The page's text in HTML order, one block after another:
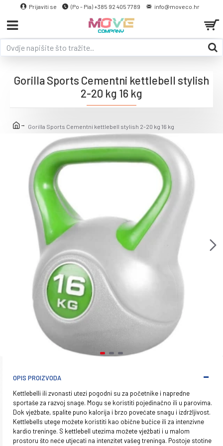
Prijaviti se (Po - Pia) +385 92 405 7789 info@moveco.hr
Gorilla Sports Cementni kettlebell stylish 2-20 kg 16 kg
Gorilla Sports Cementni kettlebell stylish
2-20 kg 16 kg
OPIS PROIZVODA
Kettlebelli ili zvonasti utezi pogodni su za početnike i napredne
sportaše za razvoj snage. Mogu se koristiti pojedinačno ili u parovima.
Dok vježbate, spalite puno kalorija i brzo povećate snagu i izdržljivost.
Kettlebells utege možete koristiti kao obične bučice ili za intenzivne
kardio treninge. S kettlebell utezima možete vježbati i u malom
prostoru što neće utjecati na intenzitet vašeg treninga. Postoje stotine